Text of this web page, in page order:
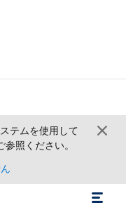
テムを使用して
参照ください。